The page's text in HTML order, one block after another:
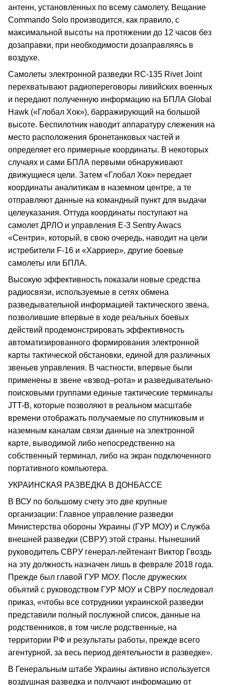
антенн, установленных по всему самолету. Вещание
Commando Solo производится, как правило, с
максимальной высоты на протяжении до 12 часов без
дозаправки, при необходимости дозаправляясь в
воздухе.
Самолеты электронной разведки RC-135 Rivet Joint
перехватывают радиопереговоры ливийских военных
и передают полученную информацию на БПЛА Global
Hawk («Глобал Хок»), барражирующий на большой
высоте. Беспилотник наводит аппаратуру слежения на
место расположения бронетанковых частей и
определяет его примерные координаты. В некоторых
случаях и сами БПЛА первыми обнаруживают
движущиеся цели. Затем «Глобал Хок» передает
координаты аналитикам в наземном центре, а те
отправляют данные на командный пункт для выдачи
целеуказания. Оттуда координаты поступают на
самолет ДРЛО и управления E-3 Sentry Awacs
«Сентри», который, в свою очередь, наводит на цели
истребители F-16 и «Харриер», другие боевые
самолеты или БПЛА.
Высокую эффективность показали новые средства
радиосвязи, используемые в сетях обмена
разведывательной информацией тактического звена,
позволившие впервые в ходе реальных боевых
действий продемонстрировать эффективность
автоматизированного формирования электронной
карты тактической обстановки, единой для различных
звеньев управления. В частности, впервые были
применены в звене «взвод–рота» и разведывательно-
поисковыми группами единые тактические терминалы
JTT-B, которые позволяют в реальном масштабе
времени отображать получаемые по спутниковым и
наземным каналам связи данные на электронной
карте, выводимой либо непосредственно на
собственный терминал, либо на экран подключенного
портативного компьютера.
УКРАИНСКАЯ РАЗВЕДКА В ДОНБАССЕ
В ВСУ по большому счету это две крупные
организации: Главное управление разведки
Министерства обороны Украины (ГУР МОУ) и Служба
внешней разведки (СВРУ) этой страны. Нынешний
руководитель СВРУ генерал-лейтенант Виктор Гвоздь
на эту должность назначен лишь в феврале 2018 года.
Прежде был главой ГУР МОУ. После дружеских
объятий с руководством ГУР МОУ и СВРУ последовал
приказ, «чтобы все сотрудники украинской разведки
представили полный послужной список, данные на
родственников, в том числе родственные, на
территории РФ и результаты работы, прежде всего
агентурной, за весь период деятельности в разведке».
В Генеральным штабе Украины активно используется
воздушная разведка и получают информацию от